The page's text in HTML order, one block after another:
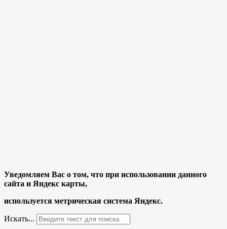
Уведомляем Вас о том, что при использовании данного
сайта и Яндекс карты,
используется метрическая система Яндекс.
Искать...